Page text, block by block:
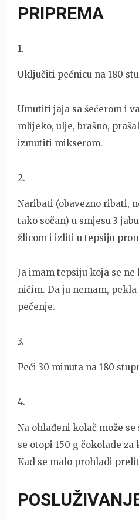
PRIPREMA
1.
Uključiti pećnicu na 180
Umutiti jaja sa šećerom i
mlijeko, ulje, brašno,
izmutiti mikserom.
2.
Naribati (obavezno ribati,
tako sočan) u smjesu 3
žlicom i izliti u tepsiju
Ja imam tepsiju koja se
ničim. Da ju nemam,
pečenje.
3.
Peći 30 minuta na 180
4.
Na ohlađeni kolač može
se otopi 150 g čokolade
Kad se malo prohladi